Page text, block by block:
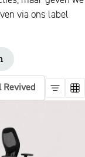
via ons label
Revived